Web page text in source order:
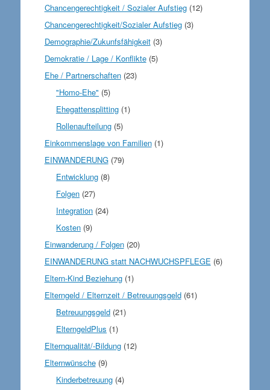
Chancengerechtigkeit / Sozialer Aufstieg(12)
Chancengerechtigkeit/Sozialer Aufstieg(3)
Demographie/Zukunfsfähigkeit(3)
Demokratie / Lage / Konflikte(5)
Ehe / Partnerschaften(23)
"Homo-Ehe" (5)
Ehegattensplitting (1)
Rollenaufteilung (5)
Einkommenslage von Familien(1)
EINWANDERUNG(79)
Entwicklung (8)
Folgen (27)
Integration (24)
Kosten (9)
Einwanderung / Folgen(20)
EINWANDERUNG statt NACHWUCHSPFLEGE (6)
Eltern-Kind Beziehung(1)
Elterngeld / Elternzeit / Betreuungsgeld(61)
Betreuungsgeld (21)
ElterngeldPlus (1)
Elternqualität/-Bildung(12)
Elternwünsche(9)
Kinderbetreuung (4)